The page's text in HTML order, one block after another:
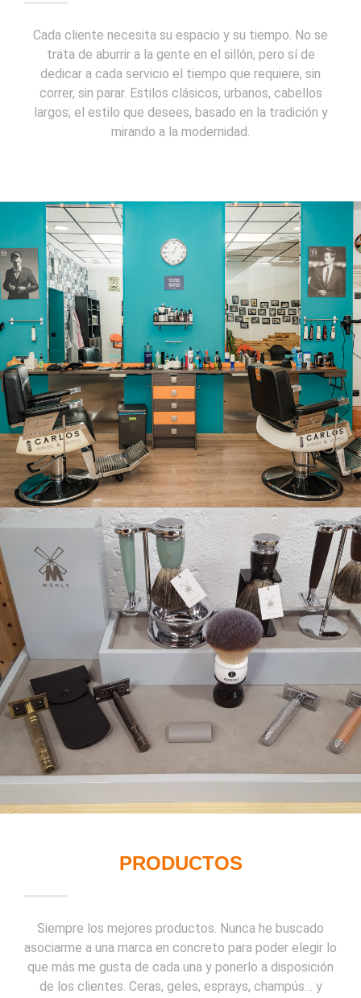
Cada cliente necesita su espacio y su tiempo. No se
trata de aburrir a la gente en el sillón, pero sí de
dedicar a cada servicio el tiempo que requiere, sin
correr, sin parar. Estilos clásicos, urbanos, cabellos
largos; el estilo que desees, basado en la tradición y
mirando a la modernidad.
PRODUCTOS
Siempre los mejores productos. Nunca he buscado
asociarme a una marca en concreto para poder elegir lo
que más me gusta de cada una y ponerlo a disposición
de los clientes. Ceras, geles, esprays, champús… y